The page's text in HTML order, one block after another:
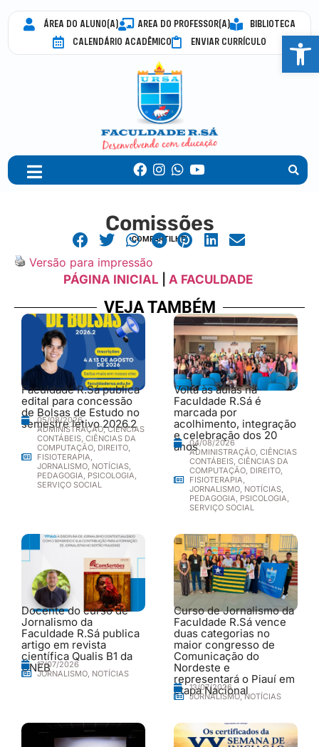
ÁREA DO ALUNO(A) AREA DO PROFESSOR(A)
BIBLIOTECA
CALENDÁRIO ACADÊMICO
ENVIAR CURRÍCULO
Comissões
COMPARTILHE!
Versão para impressão
PÁGINA INICIAL
A FACULDADE
VEJA TAMBÉM
Faculdade R.Sá publica
edital para concessão
de Bolsas de Estudo no
semestre letivo 2026.2
05/08/2026
ADMINISTRAÇÃO,CIÊNCIAS
CONTÁBEIS, CIÊNCIAS DA
COMPUTAÇÃO, DIREITO,
FISIOTERAPIA,
JORNALISMO, NOTÍCIAS,
PEDAGOGIA, PSICOLOGIA,
SERVIÇO SOCIAL
Volta às aulas na
Faculdade R.Sá é
marcada por
acolhimento, integração
e celebração dos 20
anos04/08/2026
ADMINISTRAÇÃO, CIÊNCIAS
CONTÁBEIS, CIÊNCIAS DA
COMPUTAÇÃO, DIREITO,
FISIOTERAPIA,
JORNALISMO, NOTÍCIAS,
PEDAGOGIA, PSICOLOGIA,
SERVIÇO SOCIAL
Docente do curso de
Jornalismo da
Faculdade R.Sá publica
artigo em revista
científica Qualis B1 da
UNEB17/07/2026
JORNALISMO NOTÍCIAS
Curso de Jornalismo da
Faculdade R.Sá vence
duas categorias no
maior congresso de
Comunicação do
Nordeste e
representará o Piauí em
etapa Nacional
13/07/2026
JORNALISMO,NOTÍCIAS
Abrir